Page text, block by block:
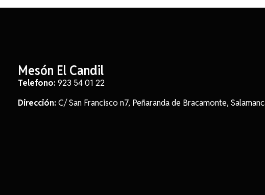
Mesón El Candil
Telefono: 923 54 01 22
Dirección: C/ San Francisco n7, Peñaranda de Bracamonte,